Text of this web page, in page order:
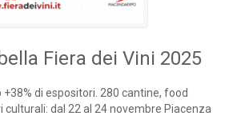
Fiera dei Vini 2025
+38% di espositori. 280 cantine, food
culturali: dal 22 al 24 novembre Piacenza